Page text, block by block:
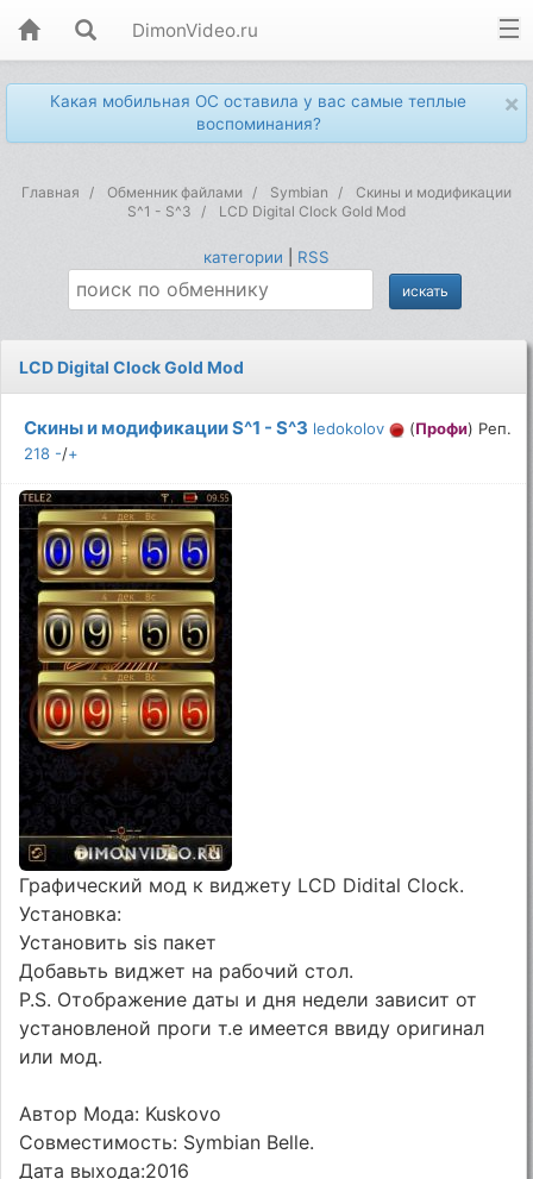
DimonVideo.ru
×
Какая мобильная ОС оставила у вас самые теплые
воспоминания?
Главная Обменник файлами Symbian
Скины и модификации
S^1 - S^3
LCD Digital Clock Gold Mod
категории RSS
LCD Digital Clock Gold Mod
Скины и модификации S^1 - S^3 ledokolov (Профи) Реп.
218 -/+
Графический мод к виджету LCD Didital Clock.
Установка:
Установить sis пакет
Добавьть виджет на рабочий стол.
P.S. Отображение даты и дня недели зависит от
установленой проги т.е имеется ввиду оригинал
или мод.
Автор Мода: Kuskovo
Coвмecтимocть: Symbian Belle.
Дата выхода:2016